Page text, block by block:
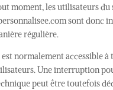
moment, les utilisateurs du
sont donc
régulière.
normalement accessible à
Une interruption
peut être toutefois